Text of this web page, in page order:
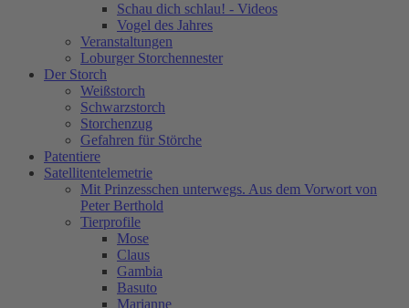
Schau dich schlau! - Videos
Vogel des Jahres
Veranstaltungen
Loburger Storchennester
Der Storch
Weißstorch
Schwarzstorch
Storchenzug
Gefahren für Störche
Patentiere
Satellitentelemetrie
Mit Prinzesschen unterwegs. Aus dem Vorwort von
Peter Berthold
Tierprofile
Mose
Claus
Gambia
Basuto
Marianne